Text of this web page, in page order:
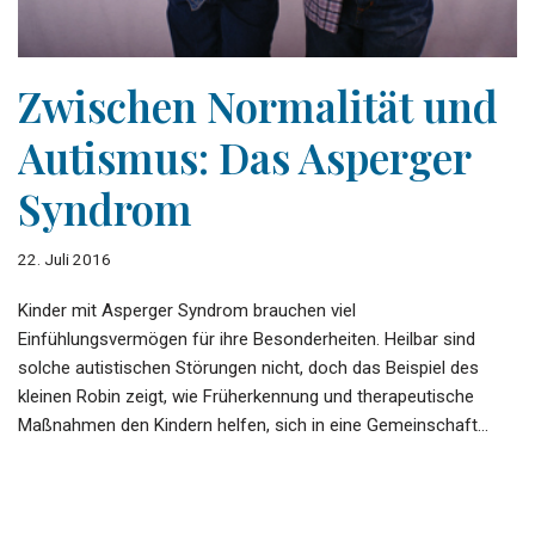
Zwischen Normalität und
Autismus: Das Asperger
Syndrom
22. Juli 2016
Kinder mit Asperger Syndrom brauchen viel
Einfühlungsvermögen für ihre Besonderheiten. Heilbar sind
solche autistischen Störungen nicht, doch das Beispiel des
kleinen Robin zeigt, wie Früherkennung und therapeutische
Maßnahmen den Kindern helfen, sich in eine Gemeinschaft…